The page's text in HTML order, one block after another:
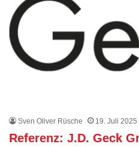
Sven Oliver Rüsche 19. Juli 2025
Referenz: J.D. Geck